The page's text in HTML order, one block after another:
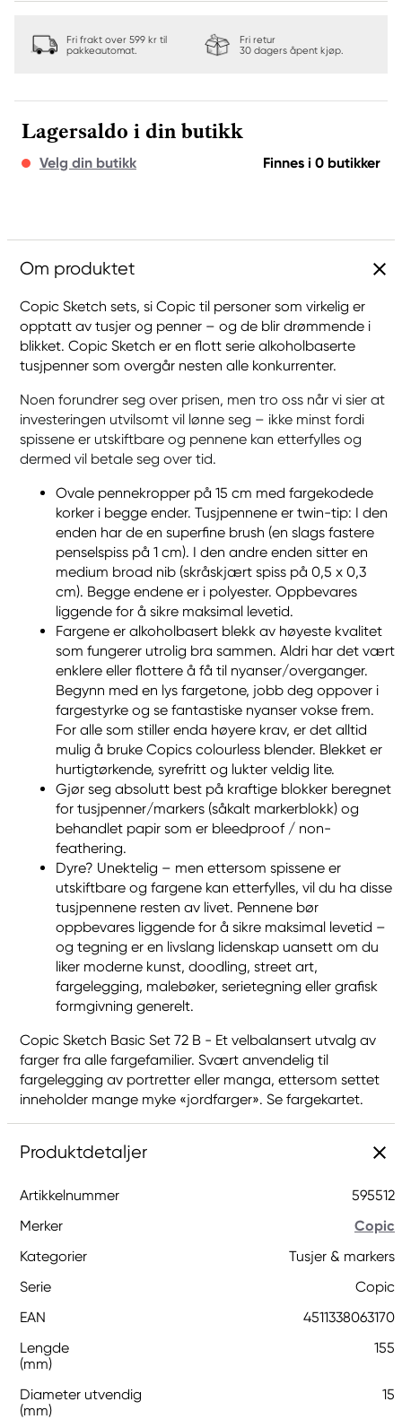
Fri frakt over 599 kr til
pakkeautomat.
Fri retur
30 dagers åpent kjøp.
Lagersaldo i din butikk
Velg din butikk Finnes i 0 butikker
Om produktet
Copic Sketch sets, si Copic til personer som virkelig er
opptatt av tusjer og penner – og de blir drømmende i
blikket. Copic Sketch er en flott serie alkoholbaserte
tusjpenner som overgår nesten alle konkurrenter.
Noen forundrer seg over prisen, men tro oss når vi sier at
investeringen utvilsomt vil lønne seg – ikke minst fordi
spissene er utskiftbare og pennene kan etterfylles og
dermed vil betale seg over tid.
Ovale pennekropper på 15 cm med fargekodede
korker i begge ender. Tusjpennene er twin-tip: I den
enden har de en superfine brush (en slags fastere
penselspiss på 1 cm). I den andre enden sitter en
medium broad nib (skråskjært spiss på 0,5 x 0,3
cm). Begge endene er i polyester. Oppbevares
liggende for å sikre maksimal levetid.
Fargene er alkoholbasert blekk av høyeste kvalitet
som fungerer utrolig bra sammen. Aldri har det vært
enklere eller flottere å få til nyanser/overganger.
Begynn med en lys fargetone, jobb deg oppover i
fargestyrke og se fantastiske nyanser vokse frem.
For alle som stiller enda høyere krav, er det alltid
mulig å bruke Copics colourless blender. Blekket er
hurtigtørkende, syrefritt og lukter veldig lite.
Gjør seg absolutt best på kraftige blokker beregnet
for tusjpenner/markers (såkalt markerblokk) og
behandlet papir som er bleedproof / non-
feathering.
Dyre? Unektelig – men ettersom spissene er
utskiftbare og fargene kan etterfylles, vil du ha disse
tusjpennene resten av livet. Pennene bør
oppbevares liggende for å sikre maksimal levetid –
og tegning er en livslang lidenskap uansett om du
liker moderne kunst, doodling, street art,
fargelegging, malebøker, serietegning eller grafisk
formgivning generelt.
Copic Sketch Basic Set 72 B - Et velbalansert utvalg av
farger fra alle fargefamilier. Svært anvendelig til
fargelegging av portretter eller manga, ettersom settet
inneholder mange myke «jordfarger». Se fargekartet.
Produktdetaljer
Artikkelnummer
595512
Merker
Copic
Kategorier
Tusjer & markers
Serie
Copic
EAN
4511338063170
Lengde
(mm)
155
Diameter utvendig
(mm)
15